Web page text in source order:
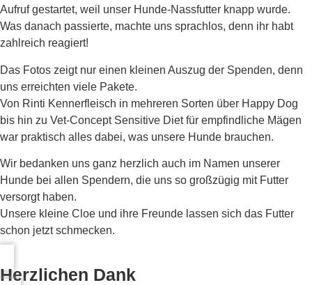
Aufruf gestartet, weil unser Hunde-Nassfutter knapp wurde.
Was danach passierte, machte uns sprachlos, denn ihr habt
zahlreich reagiert!
Das Fotos zeigt nur einen kleinen Auszug der Spenden, denn
uns erreichten viele Pakete.
Von Rinti Kennerfleisch in mehreren Sorten über Happy Dog
bis hin zu Vet-Concept Sensitive Diet für empfindliche Mägen
war praktisch alles dabei, was unsere Hunde brauchen.
Wir bedanken uns ganz herzlich auch im Namen unserer
Hunde bei allen Spendern, die uns so großzügig mit Futter
versorgt haben.
Unsere kleine Cloe und ihre Freunde lassen sich das Futter
schon jetzt schmecken.
Herzlichen Dank